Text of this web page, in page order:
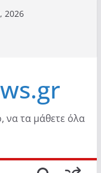
2026
να τα μάθετε όλα